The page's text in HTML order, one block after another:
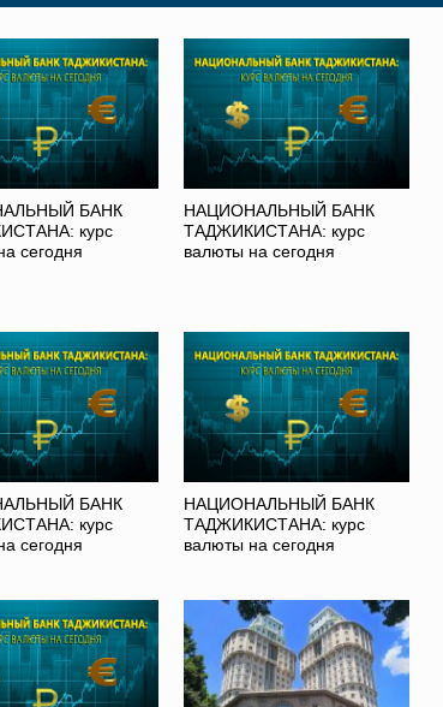
БАНК
курс
сегодня
НАЦИОНАЛЬНЫЙ БАНК
ТАДЖИКИСТАНА: курс
валюты на сегодня
БАНК
курс
сегодня
НАЦИОНАЛЬНЫЙ БАНК
ТАДЖИКИСТАНА: курс
валюты на сегодня